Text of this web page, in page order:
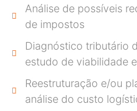
Análise de possíveis
de impostos
Diagnóstico tributário
estudo de viabilidade
Reestruturação e/ou
análise do custo